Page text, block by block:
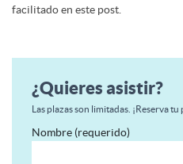
facilitado en este post.
¿Quieres asistir?
Las plazas son limitadas. ¡Reserva
Nombre (requerido)